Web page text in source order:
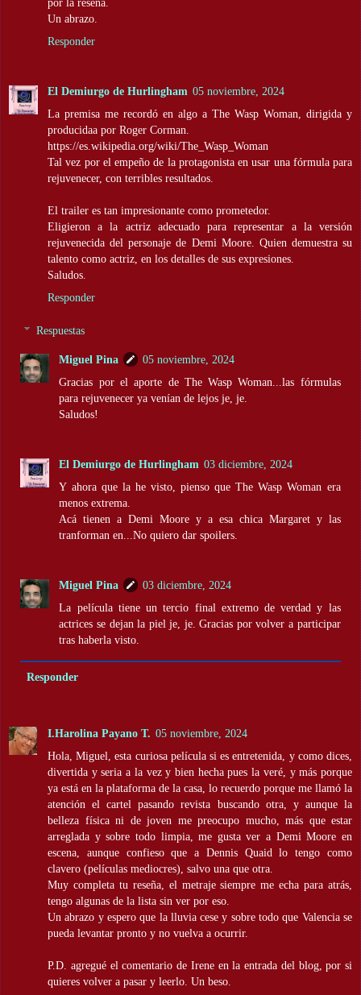
Un abrazo.
Responder
El Demiurgo de Hurlingham 05 noviembre, 2024
La premisa me recordó en algo a The Wasp Woman, dirigida y
producidaa por Roger Corman.
https://es.wikipedia.org/wiki/The_Wasp_Woman
Tal vez por el empeño de la protagonista en usar una fórmula para
rejuvenecer, con terribles resultados.
El trailer es tan impresionante como prometedor.
Eligieron a la actriz adecuado para representar a la versión
rejuvenecida del personaje de Demi Moore. Quien demuestra su
talento como actriz, en los detalles de sus expresiones.
Saludos.
Responder
Respuestas
Miguel Pina
05 noviembre, 2024
Gracias por el aporte de The Wasp Woman...las fórmulas
para rejuvenecer ya venían de lejos je, je.
Saludos!
El Demiurgo de Hurlingham 03 diciembre, 2024
Y ahora que la he visto, pienso que The Wasp Woman era
menos extrema.
Acá tienen a Demi Moore y a esa chica Margaret y las
tranforman en...No quiero dar spoilers.
Miguel Pina
03 diciembre, 2024
La película tiene un tercio final extremo de verdad y las
actrices se dejan la piel je, je. Gracias por volver a participar
tras haberla visto.
Responder
I.Harolina Payano T. 05 noviembre, 2024
Hola, Miguel, esta curiosa película si es entretenida, y como dices,
divertida y seria a la vez y bien hecha pues la veré, y más porque
ya está en la plataforma de la casa, lo recuerdo porque me llamó la
atención el cartel pasando revista buscando otra, y aunque la
belleza física ni de joven me preocupo mucho, más que estar
arreglada y sobre todo limpia, me gusta ver a Demi Moore en
escena, aunque confieso que a Dennis Quaid lo tengo como
clavero (películas mediocres), salvo una que otra.
Muy completa tu reseña, el metraje siempre me echa para atrás,
tengo algunas de la lista sin ver por eso.
Un abrazo y espero que la lluvia cese y sobre todo que Valencia se
pueda levantar pronto y no vuelva a ocurrir.
P.D. agregué el comentario de Irene en la entrada del blog, por si
quieres volver a pasar y leerlo. Un beso.